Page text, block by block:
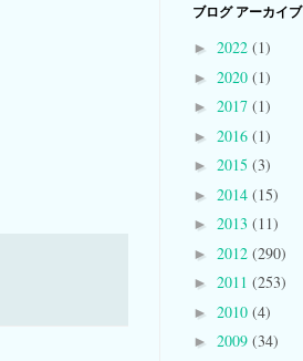
ブログ アーカイブ
► 2022 (1)
► 2020 (1)
► 2017 (1)
► 2016 (1)
► 2015 (3)
► 2014 (15)
► 2013 (11)
► 2012 (290)
► 2011 (253)
► 2010 (4)
► 2009 (34)